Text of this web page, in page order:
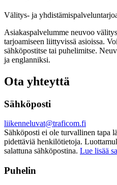
Välitys- ja
Asiakaspalvelumme neuvoo
tarjoamiseen liittyvissä asioissa.
sähköpostitse tai puhelimitse.
ja englanniksi.
Ota yhteyttä
Sähköposti
liikenneluvat@traficom.fi
Sähköposti ei ole turvallinen tapa
pidettäviä henkilötietoja.
salattuna sähköpostina. Lue lisää
Puhelin